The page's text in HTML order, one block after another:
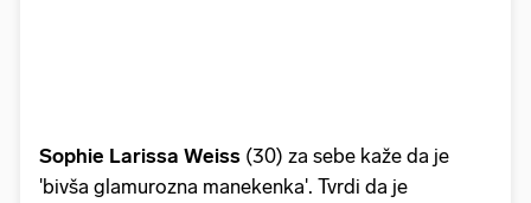
Sophie Larissa Weiss (30) za sebe kaže da je
'bivša glamurozna manekenka'. Tvrdi da je